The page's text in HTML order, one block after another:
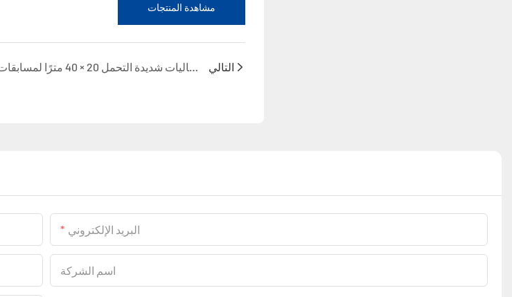
مشاهدة المنتجات
التالي
البريد الإلكتروني
اسم الشركة